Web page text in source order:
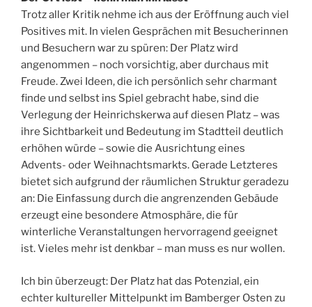
Trotz aller Kritik nehme ich aus der Eröffnung auch viel
Positives mit. In vielen Gesprächen mit Besucherinnen
und Besuchern war zu spüren: Der Platz wird
angenommen – noch vorsichtig, aber durchaus mit
Freude. Zwei Ideen, die ich persönlich sehr charmant
finde und selbst ins Spiel gebracht habe, sind die
Verlegung der Heinrichskerwa auf diesen Platz – was
ihre Sichtbarkeit und Bedeutung im Stadtteil deutlich
erhöhen würde – sowie die Ausrichtung eines
Advents- oder Weihnachtsmarkts. Gerade Letzteres
bietet sich aufgrund der räumlichen Struktur geradezu
an: Die Einfassung durch die angrenzenden Gebäude
erzeugt eine besondere Atmosphäre, die für
winterliche Veranstaltungen hervorragend geeignet
ist. Vieles mehr ist denkbar – man muss es nur wollen.
Ich bin überzeugt: Der Platz hat das Potenzial, ein
echter kultureller Mittelpunkt im Bamberger Osten zu